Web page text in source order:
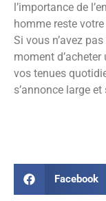
l’importance de
homme reste
Si vous n’avez
moment
vos tenues
s’annonce large et
Facebook